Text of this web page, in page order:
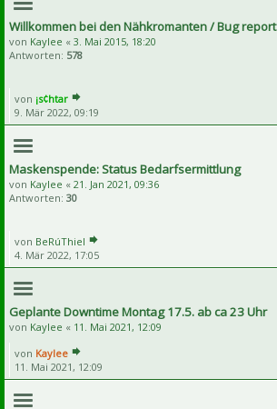
Willkommen bei den Nähkromanten / Bug report
von Kaylee « 3. Mai 2015, 18:20
Antworten: 578
von ¡s¢htar
9. Mär 2022, 09:19
Maskenspende: Status Bedarfsermittlung
von Kaylee « 21. Jan 2021, 09:36
Antworten: 30
von BeRúThiel
4. Mär 2022, 17:05
Geplante Downtime Montag 17.5. ab ca 23 Uhr
von Kaylee « 11. Mai 2021, 12:09
von Kaylee
11. Mai 2021, 12:09